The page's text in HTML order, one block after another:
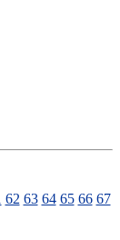
62 63 64 65 66 67